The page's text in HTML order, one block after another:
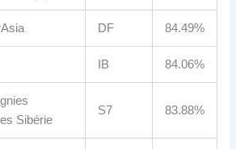
DF 84.49%
IB 84.06%
Sibérie
S7 83.88%